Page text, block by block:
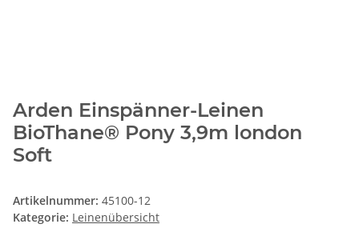
Arden Einspänner-Leinen
BioThane® Pony 3,9m london
Soft
Artikelnummer: 45100-12
Kategorie: Leinenübersicht